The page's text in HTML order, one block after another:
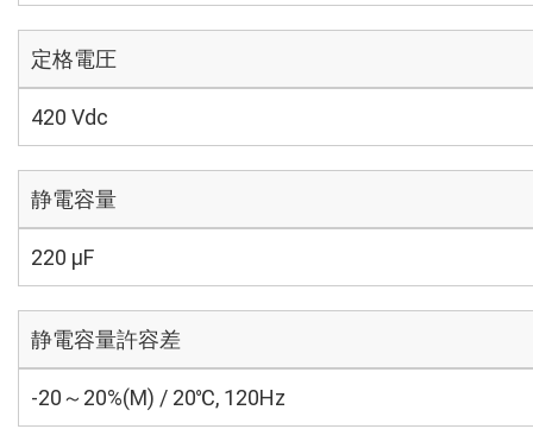
定格電圧
420 Vdc
静電容量
220 µF
静電容量許容差
-20～20%(M) / 20℃, 120Hz